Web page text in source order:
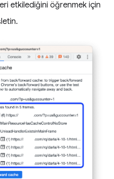
etkilediğini öğrenmek için